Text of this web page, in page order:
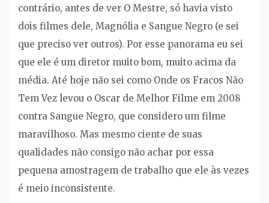
contrário, antes de ver O Mestre, só havia visto
dois filmes dele, Magnólia e Sangue Negro (e sei
que preciso ver outros). Por esse panorama eu sei
que ele é um diretor muito bom, muito acima da
média. Até hoje não sei como Onde os Fracos Não
Tem Vez levou o Oscar de Melhor Filme em 2008
contra Sangue Negro, que considero um filme
maravilhoso. Mas mesmo ciente de suas
qualidades não consigo não achar por essa
pequena amostragem de trabalho que ele às vezes
é meio inconsistente.